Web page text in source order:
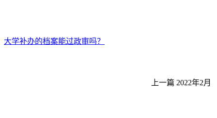
大学补办的档案能过政审吗？
上一篇 2022年2月